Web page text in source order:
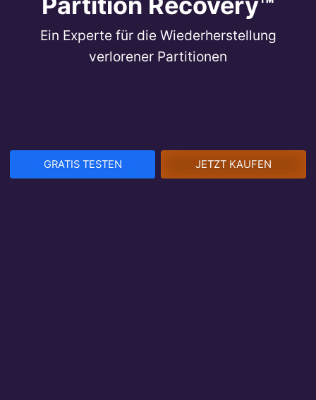
Ein Experte für die Wiederherstellung
verlorener Partitionen
GRATIS TESTEN JETZT KAUFEN